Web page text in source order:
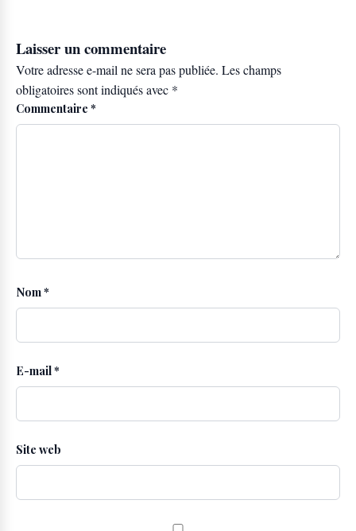
Laisser un commentaire
Votre adresse e-mail ne sera pas publiée. Les champs
obligatoires sont indiqués avec *
Commentaire *
Nom*
E-mail*
Site web